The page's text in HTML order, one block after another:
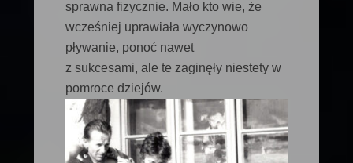
sprawna fizycznie. Mało kto wie, że
wcześniej uprawiała wyczynowo
pływanie, ponoć nawet
z sukcesami, ale te zaginęły niestety w
pomroce dziejów.